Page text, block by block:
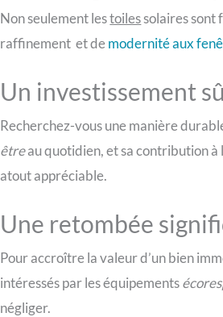
Non seulement lestoilessolaires sont
raffinement et demodernité aux
Un investissement
Recherchez-vous une manière
êtreau quotidien, et sa contribution à
atout appréciable.
Une retombée
Pour accroître la valeur d’un bien
intéressés par les équipements
négliger.